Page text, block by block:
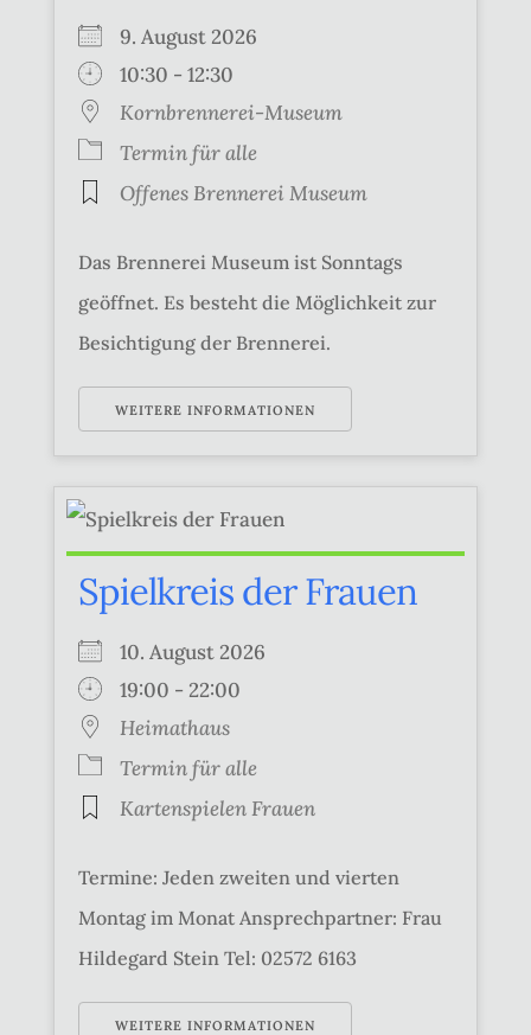
9. August 2026
10:30 - 12:30
Kornbrennerei-Museum
Termin für alle
Offenes Brennerei Museum
Das Brennerei Museum ist Sonntags
geöffnet. Es besteht die Möglichkeit zur
Besichtigung der Brennerei.
WEITERE INFORMATIONEN
Spielkreis der Frauen
10. August 2026
19:00 - 22:00
Heimathaus
Termin für alle
Kartenspielen Frauen
Termine: Jeden zweiten und vierten
Montag im Monat Ansprechpartner: Frau
Hildegard Stein Tel: 02572 6163
WEITERE INFORMATIONEN